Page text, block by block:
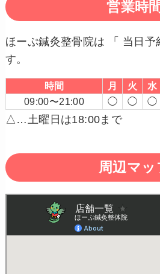
営業時間
ほーぷ鍼灸整骨院は 「 当日
す。
時間 月 火 水
09:00〜21:00
◯ ◯ ◯
△…土曜日は18:00まで
周辺マッ